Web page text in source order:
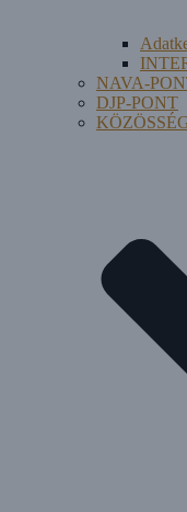
NAVA-
DJP-PONT